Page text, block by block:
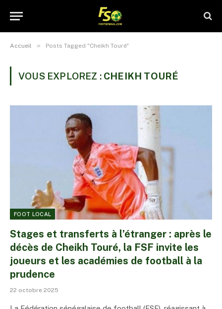
Accueil » Posts Tagged "Cheikh Touré"
VOUS EXPLOREZ : CHEIKH TOURÉ
FOOT LOCAL
Stages et transferts à l’étranger : après le
décès de Cheikh Touré, la FSF invite les
joueurs et les académies de football à la
prudence
22 octobre 2025